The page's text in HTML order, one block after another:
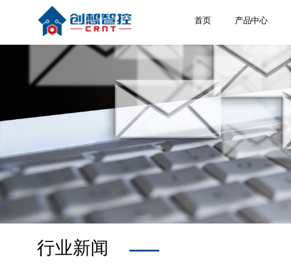
首页 产品中心
焊缝跟踪
激光位移
焊接相机
空间定位
其他产品
行业新闻